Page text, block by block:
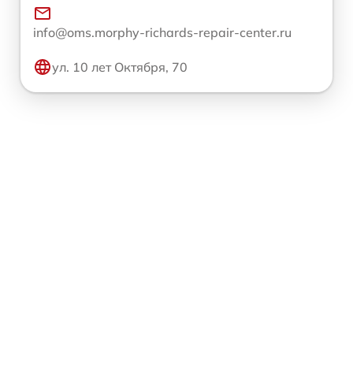
info@oms.morphy-richards-repair-center.ru
ул. 10 лет Октября, 70